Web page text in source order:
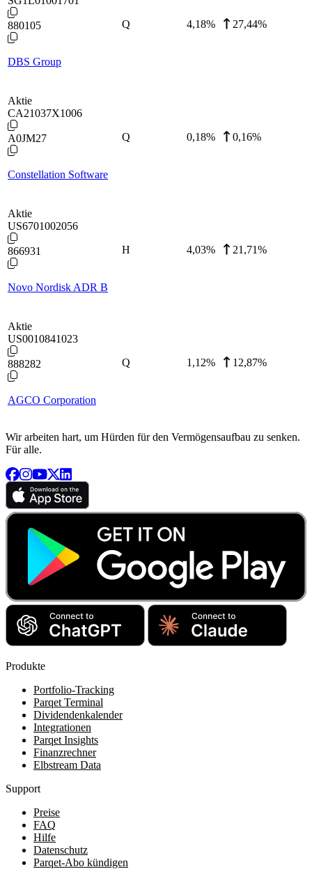
880105
DBS Group
Q 4,18% 27,44%
Aktie
CA21037X1006
A0JM27
Constellation Software
Q 0,18% 0,16%
Aktie
US6701002056
866931
Novo Nordisk ADR B
H 4,03% 21,71%
Aktie
US0010841023
888282
AGCO Corporation
Q 1,12% 12,87%
Wir arbeiten hart, um Hürden für den Vermögensaufbau zu senken.
Für alle.
Produkte
Portfolio-Tracking
Parqet Terminal
Dividendenkalender
Integrationen
Parqet Insights
Finanzrechner
Elbstream Data
Support
Preise
FAQ
Hilfe
Datenschutz
Parqet-Abo kündigen